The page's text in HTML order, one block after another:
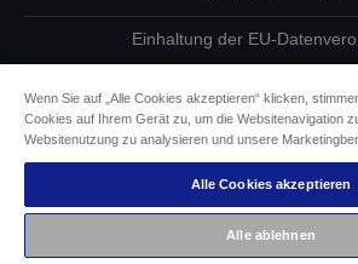
Einhaltung der EU-
Informationen zu
Epson Engagement für
Copyright © 2026 Seiko
Wenn Sie auf „Alle Cookies akzeptieren“ klicken,
Cookies auf Ihrem Gerät zu, um die Websitenavigation
Websitenutzung zu analysieren und unsere
Alle Cookies akzeptieren
Alle ablehnen